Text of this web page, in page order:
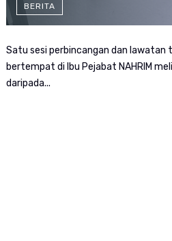
BERITA
Satu sesi perbincangan dan lawatan
bertempat di Ibu Pejabat NAHRIM
daripada...